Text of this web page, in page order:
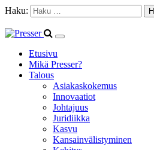
Haku:
Etusivu
Mikä Presser?
Talous
Asiakaskokemus
Innovaatiot
Johtajuus
Juridiikka
Kasvu
Kansainvälistyminen